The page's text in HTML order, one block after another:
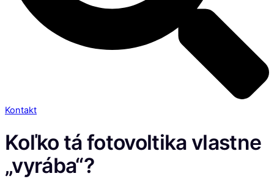
Kontakt
Koľko tá fotovoltika vlastne
„vyrába“?